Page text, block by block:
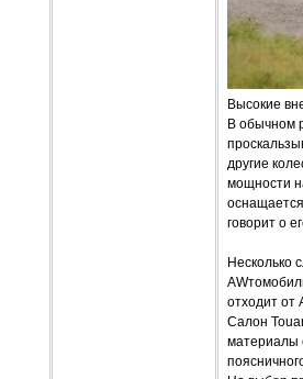
Высокие
В обычном
другие
мощности
говорит о
Несколько
отходит от
Салон
материалы